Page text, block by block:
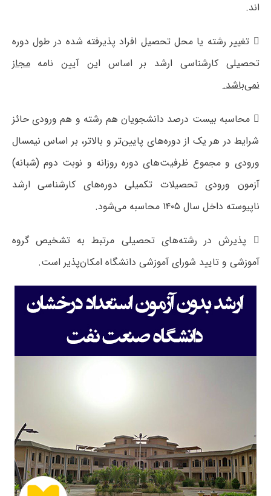
اند.
 تغییر رشته یا محل تحصیل افراد پذیرفته شده در طول دوره
تحصیلی کارشناسی ارشد بر اساس این آیین نامهمجاز
نمی‌باشد.
 محاسبه بیست درصد دانشجویان هم رشته و هم ورودی حائز
شرایط در هر یک از دوره‌های پایین‌تر و بالاتر، بر اساس نیمسال
ورودی و مجموع ظرفیت‌های دوره روزانه و نوبت دوم (شبانه)
آزمون ورودی تحصیلات تکمیلی دوره‌های کارشناسی ارشد
ناپیوسته داخل سال ۱۴۰۵ محاسبه می‌شود.
 پذیرش در رشته‌های تحصیلی مرتبط به تشخیص گروه
آموزشی و تایید شورای آموزشی دانشگاه امکان‌پذیر است.